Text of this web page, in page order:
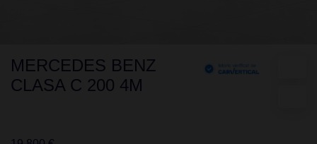
MERCEDES BENZ
CLASA C 200 4M